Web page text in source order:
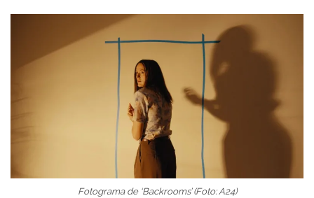
Fotograma de ‘Backrooms’ (Foto: A24)